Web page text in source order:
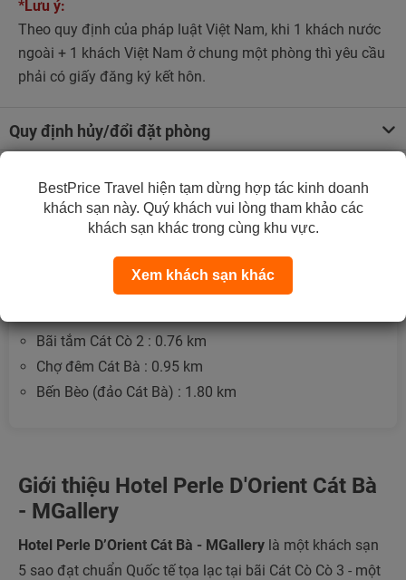
*Lưu ý:
Theo quy định của pháp luật Việt Nam, khi 1 khách nước
ngoài + 1 khách Việt Nam ở chung một phòng thì yêu cầu
phải có giấy đăng ký kết hôn.
Quy định hủy/đổi đặt phòng
Địa điểm gần khách sạn
Bãi tắm Cát Cò 1 : 0.40 km
Bãi tắm Cát Cò 2 : 0.76 km
Chợ đêm Cát Bà : 0.95 km
Bến Bèo (đảo Cát Bà) : 1.80 km
Giới thiệu Hotel Perle D'Orient Cát Bà
- MGallery
Hotel Perle D’Orient Cát Bà - MGallery là một khách sạn
5 sao đạt chuẩn Quốc tế tọa lạc tại bãi Cát Cò Cò 3 - một
BestPrice Travel hiện tạm dừng hợp tác kinh doanh
khách sạn này. Quý khách vui lòng tham khảo các
khách sạn khác trong cùng khu vực.
Xem khách sạn khác